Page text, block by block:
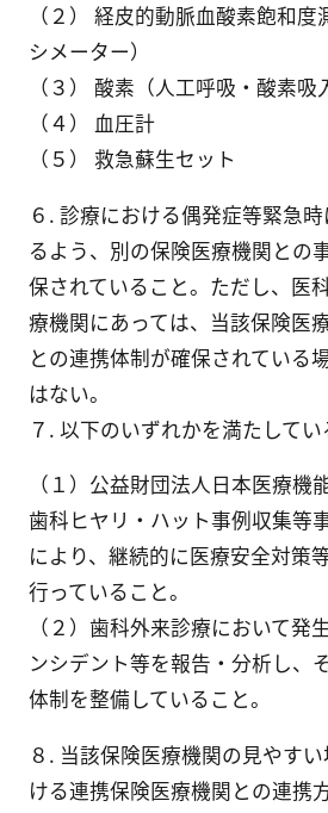
（２） 経皮的動脈血酸素飽和
シメーター）
（３） 酸素（人工呼吸・酸素吸
（４） 血圧計
（５） 救急蘇生セット
６. 診療における偶発症等緊急
るよう、別の保険医療機関との
保されていること。ただし、医
療機関にあっては、当該保険医
との連携体制が確保されている
はない。
７. 以下のいずれかを満たしてい
（１）公益財団法人日本医療機
歯科ヒヤリ・ハット事例収集等
により、継続的に医療安全対策
行っていること。
（２）歯科外来診療において発
ンシデント等を報告・分析し、
体制を整備していること。
８. 当該保険医療機関の見やす
ける連携保険医療機関との連携